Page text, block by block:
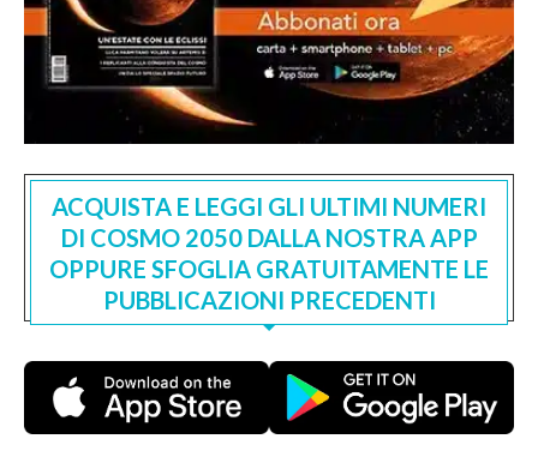
ACQUISTA E LEGGI GLI ULTIMI NUMERI
DI COSMO 2050 DALLA NOSTRA APP
OPPURE SFOGLIA GRATUITAMENTE LE
PUBBLICAZIONI PRECEDENTI